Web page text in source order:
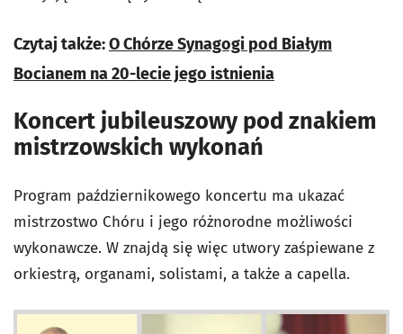
Czytaj także:O Chórze Synagogi pod Białym
Bocianem na 20-lecie jego istnienia
Koncert jubileuszowy pod znakiem
mistrzowskich wykonań
Program październikowego koncertu ma ukazać
mistrzostwo Chóru i jego różnorodne możliwości
wykonawcze. W znajdą się więc utwory zaśpiewane z
orkiestrą, organami, solistami, a także a capella.